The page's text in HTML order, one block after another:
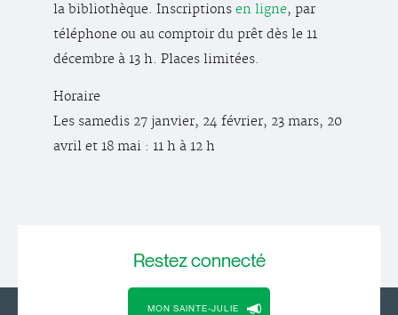
la bibliothèque. Inscriptions en ligne, par
téléphone ou au comptoir du prêt dès le 11
décembre à 13 h. Places limitées.
Horaire
Les samedis 27 janvier, 24 février, 23 mars, 20
avril et 18 mai : 11 h à 12 h
Restezconnecté
MON SAINTE-JULIE